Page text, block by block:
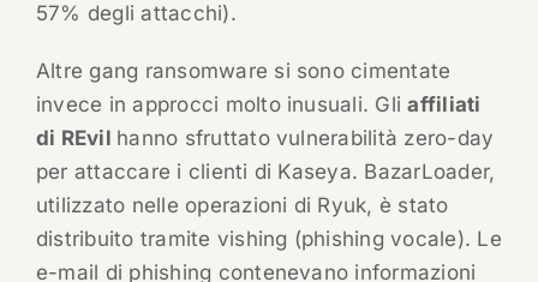
57% degli attacchi).
Altre gang ransomware si sono cimentate
invece in approcci molto inusuali. Gliaffiliati
di REvil hanno sfruttato vulnerabilità zero-day
per attaccare i clienti di Kaseya. BazarLoader,
utilizzato nelle operazioni di Ryuk, è stato
distribuito tramite vishing (phishing vocale). Le
e-mail di phishing contenevano informazioni